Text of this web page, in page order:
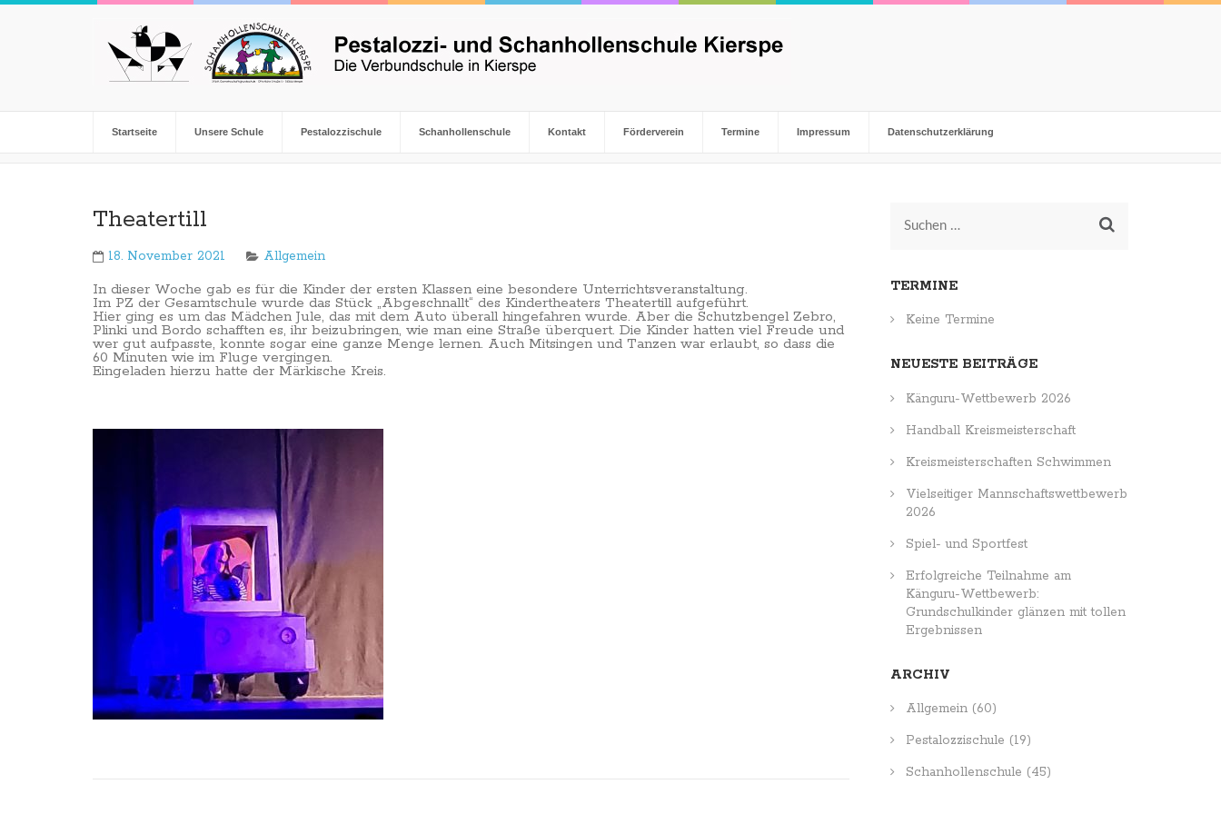
Startseite Unsere Schule Pestalozzischule Schanhollenschule Kontakt Förderverein Termine Impressum Datenschutzerklärung
Theatertill
18. November 2021 Allgemein
In dieser Woche gab es für die Kinder der ersten Klassen eine besondere Unterrichtsveranstaltung.
Im PZ der Gesamtschule wurde das Stück „Abgeschnallt“ des Kindertheaters Theatertill aufgeführt.
Hier ging es um das Mädchen Jule, das mit dem Auto überall hingefahren wurde. Aber die Schutzbengel Zebro,
Plinki und Bordo schafften es, ihr beizubringen, wie man eine Straße überquert. Die Kinder hatten viel Freude und
wer gut aufpasste, konnte sogar eine ganze Menge lernen. Auch Mitsingen und Tanzen war erlaubt, so dass die
60 Minuten wie im Fluge vergingen.
Eingeladen hierzu hatte der Märkische Kreis.
Suchen
nach:
TERMINE
Keine Termine
NEUESTE BEITRÄGE
Känguru-Wettbewerb 2026
Handball Kreismeisterschaft
Kreismeisterschaften Schwimmen
Vielseitiger Mannschaftswettbewerb
2026
Spiel- und Sportfest
Erfolgreiche Teilnahme am
Känguru-Wettbewerb:
Grundschulkinder glänzen mit tollen
Ergebnissen
ARCHIV
Allgemein(60)
Pestalozzischule (19)
Schanhollenschule (45)